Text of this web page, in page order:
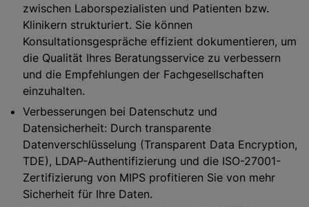
zwischen Laborspezialisten und Patienten bzw.
Klinikern strukturiert. Sie können
Konsultationsgespräche effizient dokumentieren, um
die Qualität Ihres Beratungsservice zu verbessern
und die Empfehlungen der Fachgesellschaften
einzuhalten.
Verbesserungen bei Datenschutz und
Datensicherheit: Durch transparente
Datenverschlüsselung (Transparent Data Encryption,
TDE), LDAP-Authentifizierung und die ISO-27001-
Zertifizierung von MIPS profitieren Sie von mehr
Sicherheit für Ihre Daten.